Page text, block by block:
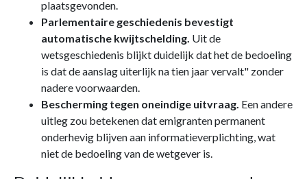
plaatsgevonden.
Parlementaire geschiedenis bevestigt
automatische kwijtschelding. Uit de
wetsgeschiedenis blijkt duidelijk dat het de bedoeling
is dat de aanslag uiterlijk na tien jaar vervalt" zonder
nadere voorwaarden.
Bescherming tegen oneindige uitvraag. Een andere
uitleg zou betekenen dat emigranten permanent
onderhevig blijven aan informatieverplichting, wat
niet de bedoeling van de wetgever is.